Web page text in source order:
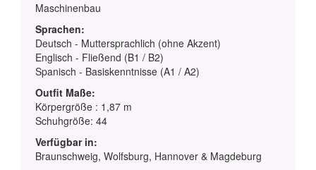
Maschinenbau
Sprachen:
Deutsch - Muttersprachlich (ohne Akzent)
Englisch - Fließend (B1 / B2)
Spanisch - Basiskenntnisse (A1 / A2)
Outfit Maße:
Körpergröße : 1,87 m
Schuhgröße: 44
Verfügbar in:
Braunschweig, Wolfsburg, Hannover & Magdeburg